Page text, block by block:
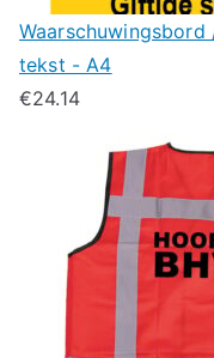
tekst - A4
€24.14